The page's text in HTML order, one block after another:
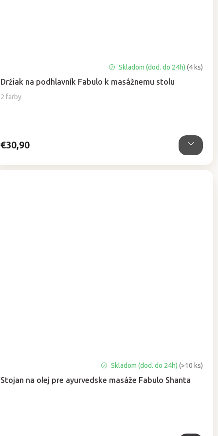
Držiak na podhlavník Fabulo k masážnemu stolu
2 farby
Skladom (dod. do 24h) (4 ks)
€30,90
Stojan na olej pre ayurvedske masáže Fabulo Shanta
Skladom (dod. do 24h) (>10 ks)